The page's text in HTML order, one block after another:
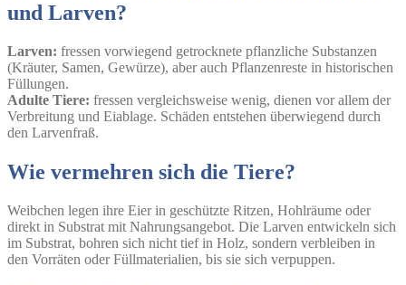
und Larven?
Larven: fressen vorwiegend getrocknete pflanzliche Substanzen
(Kräuter, Samen, Gewürze), aber auch Pflanzenreste in historischen
Füllungen.
Adulte Tiere: fressen vergleichsweise wenig, dienen vor allem der
Verbreitung und Eiablage. Schäden entstehen überwiegend durch
den Larvenfraß.
Wie vermehren sich die Tiere?
Weibchen legen ihre Eier in geschützte Ritzen, Hohlräume oder
direkt in Substrat mit Nahrungsangebot. Die Larven entwickeln sich
im Substrat, bohren sich nicht tief in Holz, sondern verbleiben in
den Vorräten oder Füllmaterialien, bis sie sich verpuppen.